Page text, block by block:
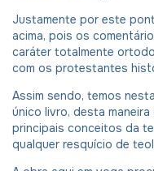
Justamente por este
acima, pois os
caráter totalmente
com os protestantes
Assim sendo, temos
único livro, desta
principais conceitos da
qualquer resquício de